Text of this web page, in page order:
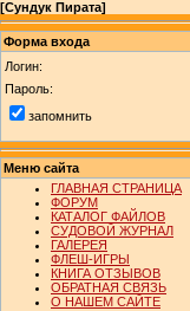
[Сундук Пирата]
Форма входа
Логин:
Пароль:
запомнить
Меню сайта
ГЛАВНАЯ СТРАНИЦА
ФОРУМ
КАТАЛОГ ФАЙЛОВ
СУДОВОЙ ЖУРНАЛ
ГАЛЕРЕЯ
ФЛЕШ-ИГРЫ
КНИГА ОТЗЫВОВ
ОБРАТНАЯ СВЯЗЬ
О НАШЕМ САЙТЕ